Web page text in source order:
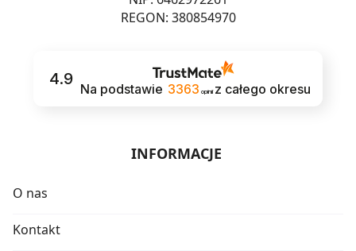
REGON: 380854970
4.9
Na podstawie 3363 opinii z całego okresu
INFORMACJE
O nas
Kontakt